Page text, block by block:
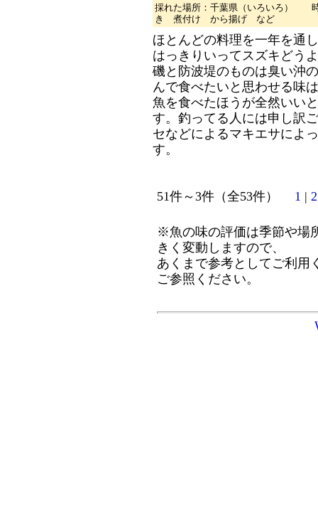
採れた場所：千葉県（いろいろ）
き 煮付け から揚げ など
ほとんどの料理を一年を通
はっきりいってスズキどう
磯と防波堤のものは臭い沖
んで食べたいと思わせる味
魚を食べたほうが全然いい
す。釣ってる人には申し訳
セなどによるマキエサによ
す。
51件～3件（全53件） 1 | 2
※魚の味の評価は季節や場
きく変動しますので、
あくまで参考としてご利
ご参照ください。